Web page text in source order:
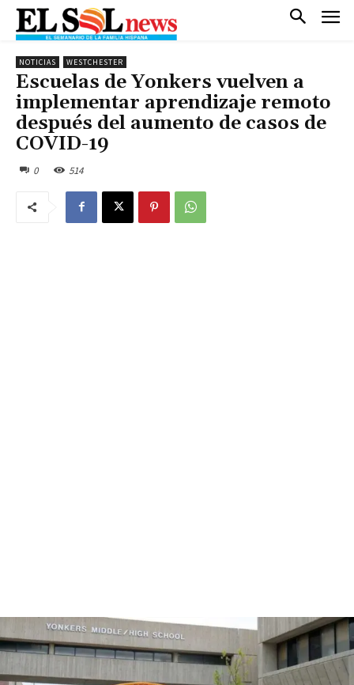
NOTICIAS WESTCHESTER
Escuelas de Yonkers vuelven a
implementar aprendizaje remoto
después del aumento de casos de
COVID-19
0 514